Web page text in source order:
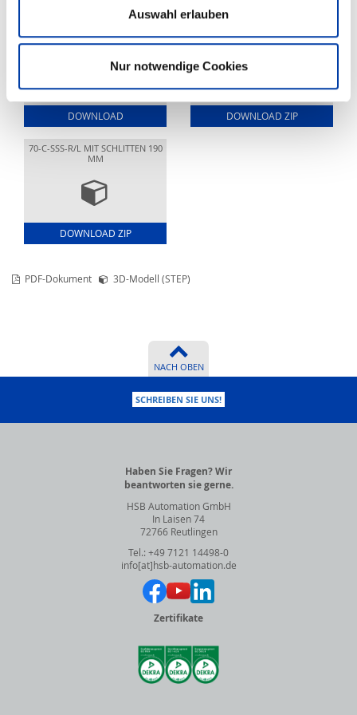
Auswahl erlauben
Nur notwendige Cookies
DOWNLOAD
MM
DOWNLOAD ZIP
70-C-SSS-R/L MIT SCHLITTEN 190
MM
DOWNLOAD ZIP
PDF-Dokument 3D-Modell (STEP)
NACH OBEN
SCHREIBEN SIE UNS!
Haben Sie Fragen? Wir
beantworten sie gerne.
HSB Automation GmbH
In Laisen 74
72766 Reutlingen
Tel.: +49 7121 14498-0
info[at]hsb-automation.de
Zertifikate